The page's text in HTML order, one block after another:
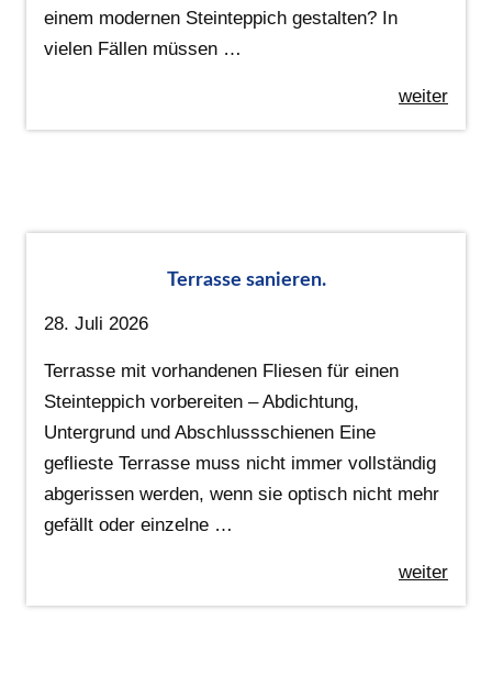
einem modernen Steinteppich gestalten? In
vielen Fällen müssen …
weiter
Terrasse sanieren.
28. Juli 2026
Terrasse mit vorhandenen Fliesen für einen
Steinteppich vorbereiten – Abdichtung,
Untergrund und Abschlussschienen Eine
geflieste Terrasse muss nicht immer vollständig
abgerissen werden, wenn sie optisch nicht mehr
gefällt oder einzelne …
weiter